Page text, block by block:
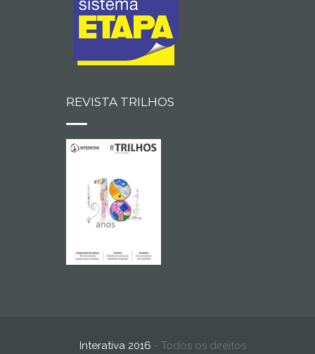
REVISTA TRILHOS
Interativa 2016 - Todos os direitos